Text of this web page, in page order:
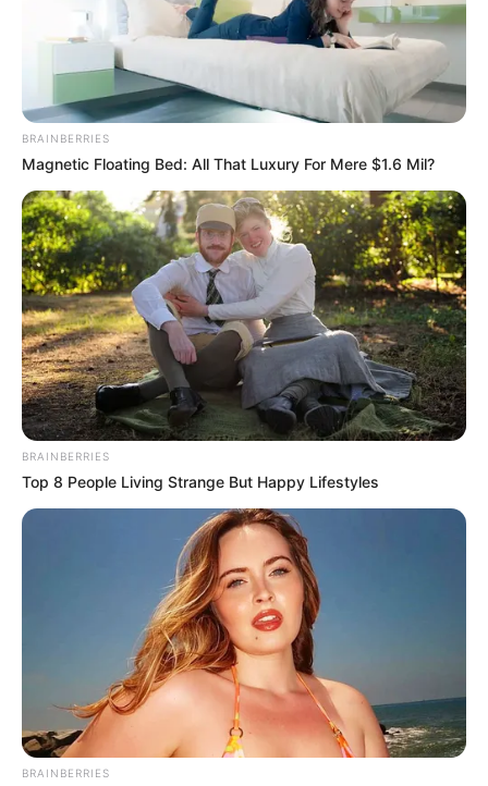
BRAINBERRIES
Magnetic Floating Bed: All That Luxury For Mere $1.6 Mil?
BRAINBERRIES
Top 8 People Living Strange But Happy Lifestyles
BRAINBERRIES